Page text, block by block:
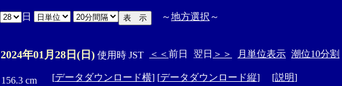
日 ～地方選択 ～
2024年01月28日(日) 使用時 JST ＜＜ 前日 翌日 ＞＞ 月単位表示 潮位10分割
156.3 cm
[データダウンロード横] [データダウンロード縦] [説明]